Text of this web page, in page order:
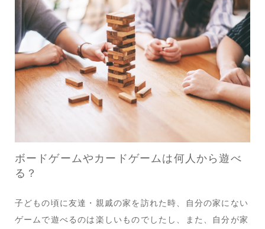
ボードゲームやカードゲームは何人から遊べ
る？
子どもの頃に友達・親戚の家を訪れた時、自分の家にない
ゲームで遊べるのは楽しいものでしたし、また、自分が家